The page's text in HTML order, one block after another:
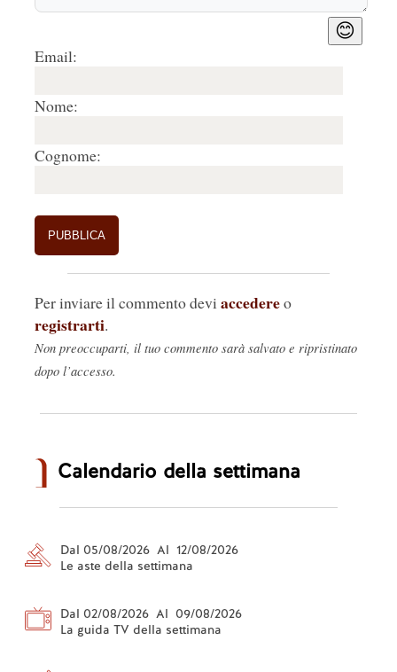
😊
Email:
Nome:
Cognome:
Per inviare il commento devi accedereo
registrarti.
Non preoccuparti, il tuo commento sarà salvato e ripristinato
dopo l’accesso.
Calendario della settimana
Dal 05/08/2026 Al 12/08/2026
Le aste della settimana
Dal 02/08/2026 Al 09/08/2026
La guida TV della settimana